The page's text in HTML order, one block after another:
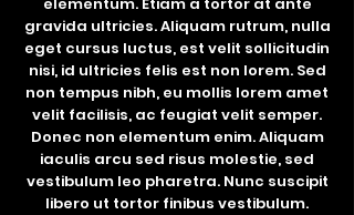
gravida ultricies. Aliquam rutrum, nulla
eget cursus luctus, est velit sollicitudin
nisi, id ultricies felis est non lorem. Sed
non tempus nibh, eu mollis lorem amet
velit facilisis, ac feugiat velit semper.
Donec non elementum enim. Aliquam
iaculis arcu sed risus molestie, sed
vestibulum leo pharetra. Nunc suscipit
libero ut tortor finibus vestibulum.